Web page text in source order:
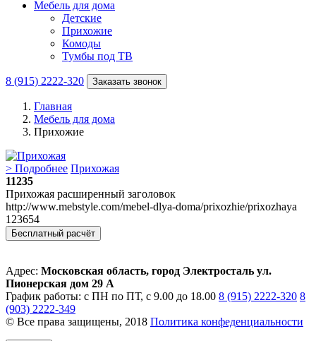
Мебель для дома
Детские
Прихожие
Комоды
Тумбы под ТВ
8 (915) 2222-320 Заказать звонок
Главная
Мебель для дома
Прихожие
> Подробнее Прихожая
11235
Прихожая расширенный заголовок
http://www.mebstyle.com/mebel-dlya-doma/prixozhie/prixozhaya
123654
Бесплатный расчёт
Адрес: Московская область, город Электросталь ул.
Пионерская дом 29 А
График работы: с ПН по ПТ, с 9.00 до 18.00 8 (915) 2222-320 8
(903) 2222-349
© Все права защищены, 2018 Политика конфеденциальности